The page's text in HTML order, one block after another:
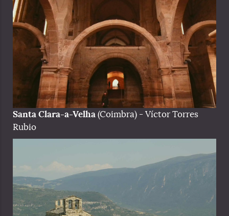
Santa Clara-a-Velha(Coimbra) - Víctor Torres
Rubio